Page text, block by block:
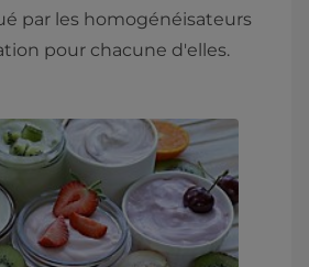
par les homogénéisateurs
pour chacune d'elles.